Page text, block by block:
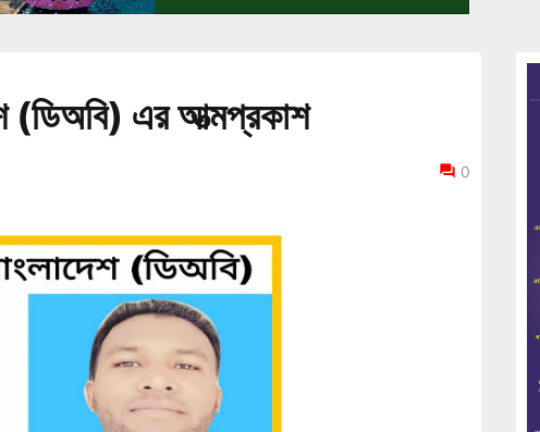
(ডিঅবি) এর আত্মপ্রকাশ
0